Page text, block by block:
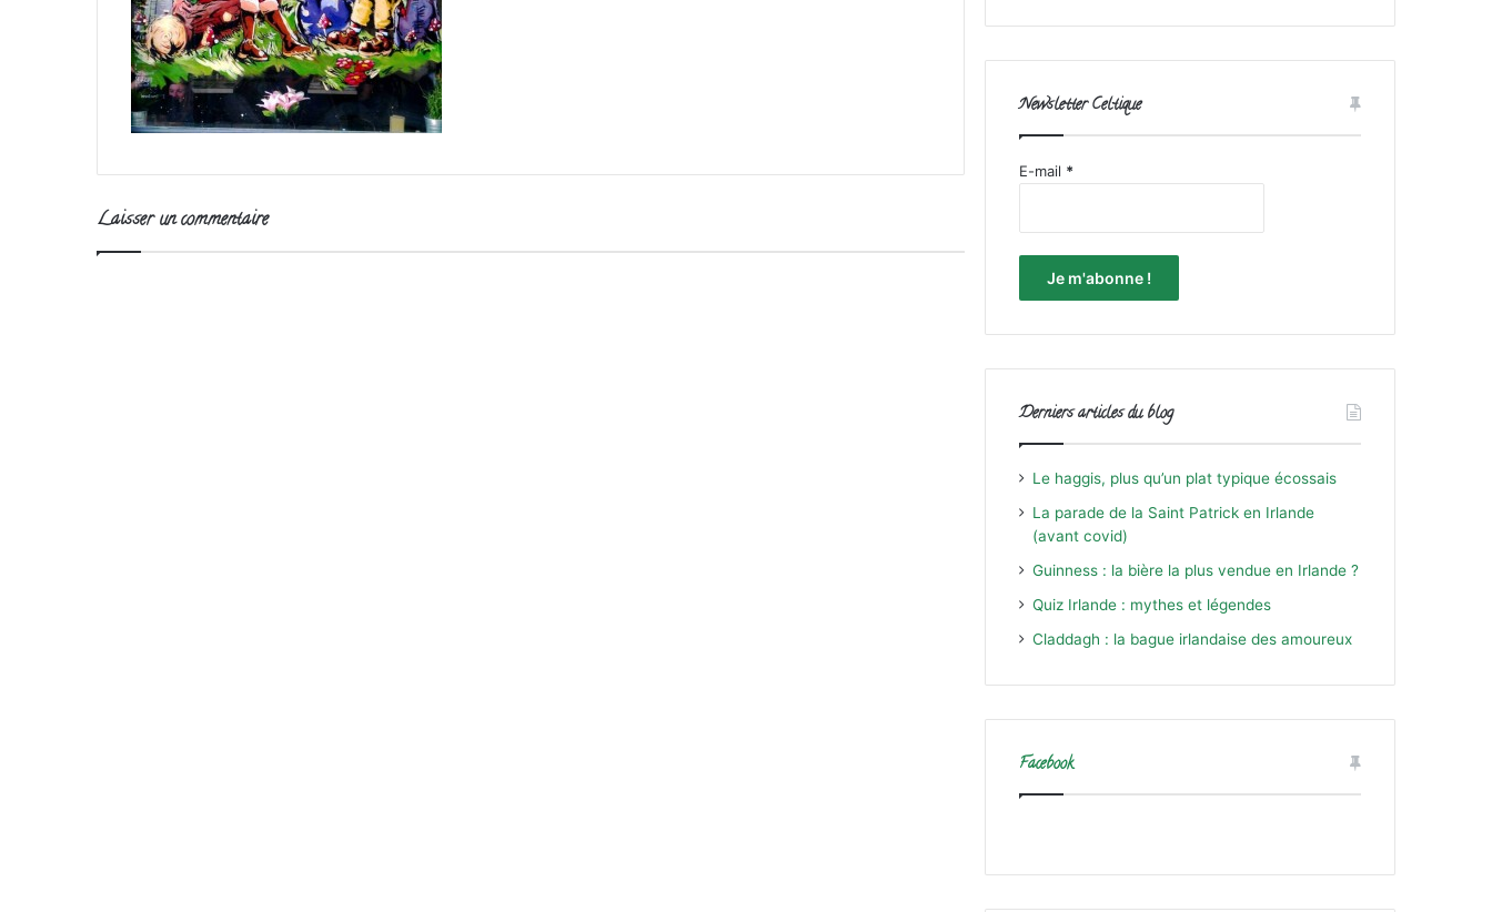
Laisser un commentaire
Newsletter Celtique
E-mail *
Derniers articles du blog
Le haggis, plus qu’un plat typique écossais
La parade de la Saint Patrick en Irlande
(avant covid)
Guinness : la bière la plus vendue en Irlande ?
Quiz Irlande : mythes et légendes
Claddagh : la bague irlandaise des amoureux
Facebook